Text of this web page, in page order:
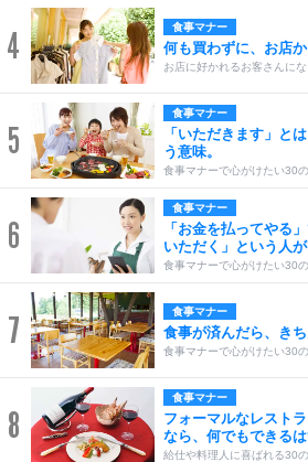
4 食事マナー
何も買わずに、お店
お店に好かれるお客さんに
5
食事マナー
「いただきます」と
う意味。
食事マナーで心がけたい30
6
食事マナー
「お金を払ってやる
いただく」という人が
食事マナーで心がけたい30
7 食事マナー
食事が済んだら、きち
食事マナーで心がけたい30
8
食事マナー
フォーマルなレスト
なら、何でもできるは
給仕や料理人に喜ばれる30